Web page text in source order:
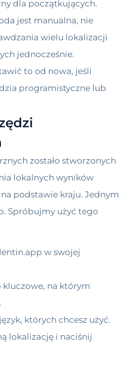
dla początkujących.
jest manualna, nie
wielu lokalizacji
jednocześnie.
to od nowa, jeśli
programistyczne lub
zostało stworzonych
lokalnych wyników
podstawie kraju. Jednym
Spróbujmy użyć tego
w swojej
kluczowe, na którym
których chcesz użyć.
lokalizację i naciśnij